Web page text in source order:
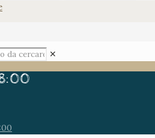
✕